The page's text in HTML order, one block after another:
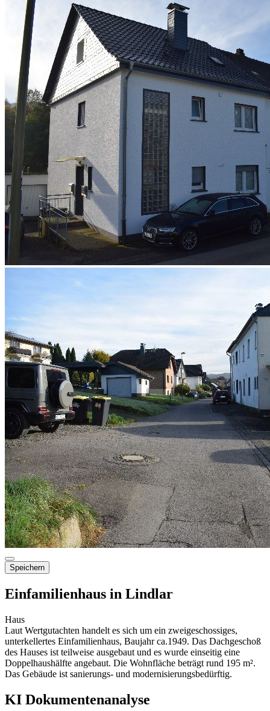
Speichern
Einfamilienhaus in Lindlar
Haus
Laut Wertgutachten handelt es sich um ein zweigeschossiges,
unterkellertes Einfamilienhaus, Baujahr ca.1949. Das Dachgeschoß
des Hauses ist teilweise ausgebaut und es wurde einseitig eine
Doppelhaushälfte angebaut. Die Wohnfläche beträgt rund 195 m².
Das Gebäude ist sanierungs- und modernisierungsbedürftig.
KI Dokumentenanalyse